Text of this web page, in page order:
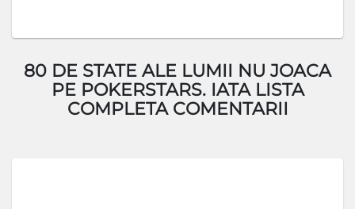
80 DE STATE ALE LUMII NU JOACA
PE POKERSTARS. IATA LISTA
COMPLETA COMENTARII